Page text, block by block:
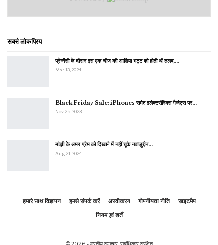
सबसे लोकप्रिय
प्रेग्नेंसी के दौरान इस एक चीज की आलिया भट्ट को होती थी तलब,…
Mar 13, 2024
Black Friday Sale: iPhones समेत इलेक्ट्रॉनिक्स गैजेट्स पर…
Nov 25, 2023
मांझी के अमर प्रेम को दिखाने में नहीं चूके नवाजुद्दीन…
Aug 21, 2024
हमारे साथ विज्ञापन हमसे संपर्क करें अस्वीकरण गोपनीयता नीति
साइटमैप
नियम एवं शर्तें